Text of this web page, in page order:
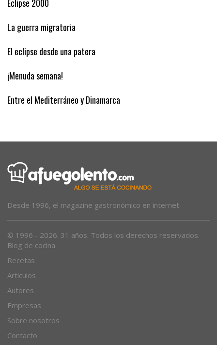
Eclipse 2000
La guerra migratoria
El eclipse desde una patera
¡Menuda semana!
Blog de cocina
Recetas
Artículos
Autores
Empresas
Sobre nosotros